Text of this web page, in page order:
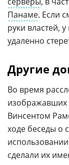
Панаме. Если
руки властей,
удаленно
Другие
Во время
изображавших
Винсентом
ходе беседы о
сделали их